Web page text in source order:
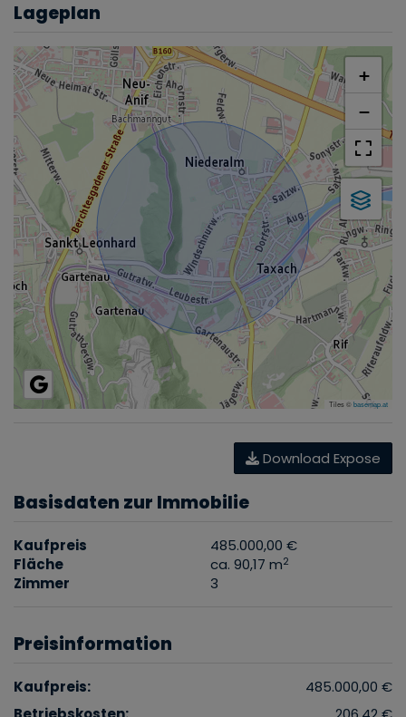
Lageplan
+
−
Tiles ©basemap.at
Download Expose
Basisdaten zur Immobilie
Kaufpreis
485.000,00 €
Fläche
ca. 90,17 m2
Zimmer 3
Preisinformation
Kaufpreis:
485.000,00 €